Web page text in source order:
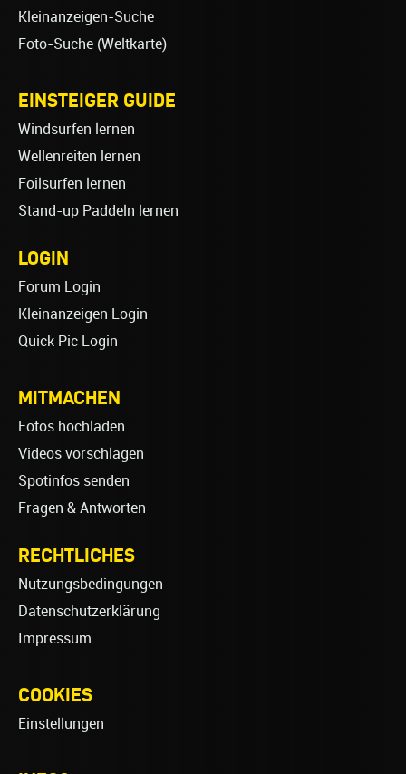
Kleinanzeigen-Suche
Foto-Suche (Weltkarte)
EINSTEIGER GUIDE
Windsurfen lernen
Wellenreiten lernen
Foilsurfen lernen
Stand-up Paddeln lernen
LOGIN
Forum Login
Kleinanzeigen Login
Quick Pic Login
MITMACHEN
Fotos hochladen
Videos vorschlagen
Spotinfos senden
Fragen & Antworten
RECHTLICHES
Nutzungsbedingungen
Datenschutzerklärung
Impressum
COOKIES
Einstellungen